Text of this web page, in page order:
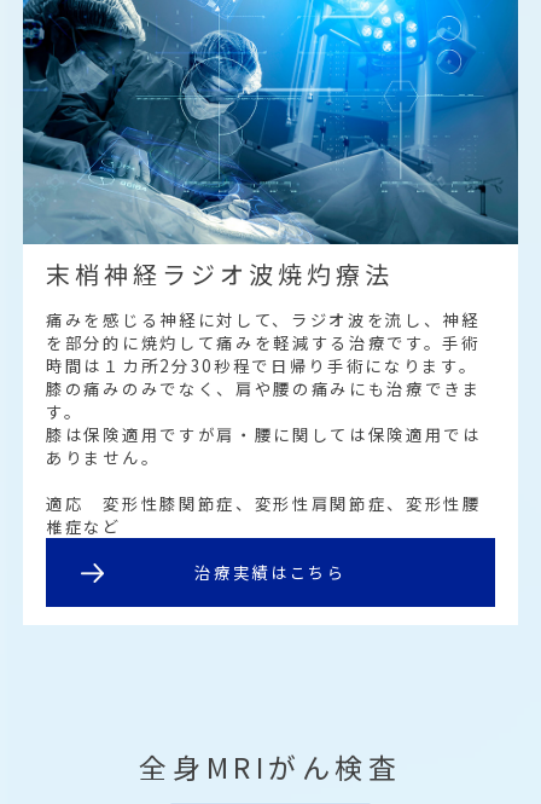
末梢神経ラジオ波焼灼療法
痛みを感じる神経に対して、ラジオ波を流し、神経
を部分的に焼灼して痛みを軽減する治療です。手術
時間は１カ所2分30秒程で日帰り手術になります。
膝の痛みのみでなく、肩や腰の痛みにも治療できま
す。
膝は保険適用ですが肩・腰に関しては保険適用では
ありません。
適応 変形性膝関節症、変形性肩関節症、変形性腰
椎症など
治療実績はこちら
全身MRIがん検査